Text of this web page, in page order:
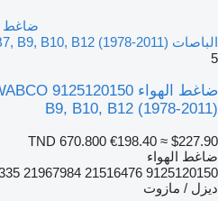
الباصات Volvo B6, B7, B9, B10, B12 (1978-2011)
5
B9, B10, B12 (1978-2011)
TND 670.800 €198.40 ≈ $227.90
ضاغط الهواء
9125120150 21516476 21967984 85013335 85013123 7421516476
ديزل / مازوت